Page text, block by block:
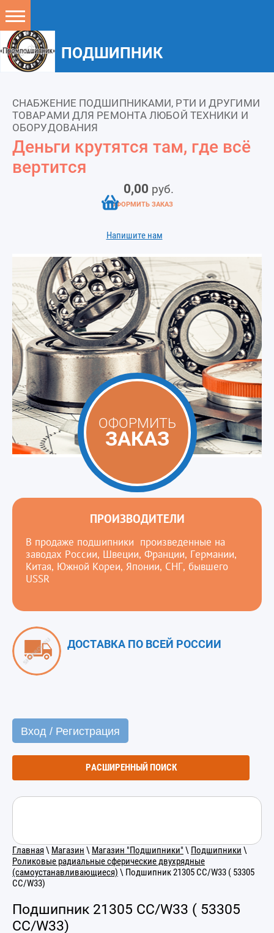
ПОДШИПНИК
СНАБЖЕНИЕ ПОДШИПНИКАМИ, РТИ И ДРУГИМИ
ТОВАРАМИ ДЛЯ РЕМОНТА ЛЮБОЙ ТЕХНИКИ И
ОБОРУДОВАНИЯ
Деньги крутятся там, где всё
вертится
0,00 руб.
ОФОРМИТЬ ЗАКАЗ
Напишите нам
ОФОРМИТЬ
ЗАКАЗ
ПРОИЗВОДИТЕЛИ
В продаже подшипники произведенные на
заводах России, Швеции, Франции, Германии,
Китая, Южной Кореи, Японии, СНГ, бывшего
USSR
ДОСТАВКА ПО ВСЕЙ РОССИИ
Вход / Регистрация
РАСШИРЕННЫЙ ПОИСК
Главная\ Магазин \ Магазин "Подшипники" \ Подшипники \
Роликовые радиальные сферические двухрядные
(самоустанавливающиеся) \ Подшипник 21305 CC/W33 ( 53305
CC/W33)
Подшипник 21305 CC/W33 ( 53305
CC/W33)